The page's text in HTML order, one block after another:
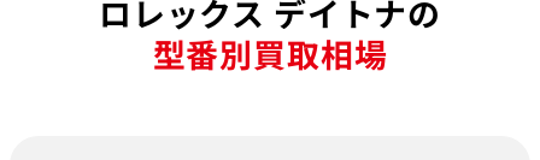
ロレックス デイトナの
型番別買取相場